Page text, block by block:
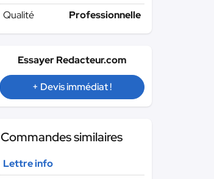
Qualité
Professionnelle
Essayer Redacteur.com
+ Devis immédiat !
Commandes similaires
Lettre info